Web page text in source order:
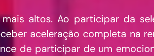
altos. Ao participar da
aceleração completa na
de participar de um